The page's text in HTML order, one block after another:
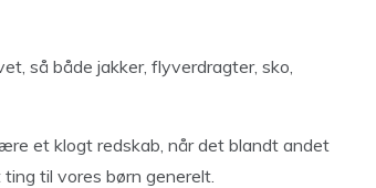
så både jakker, flyverdragter, sko,
et klogt redskab, når det blandt andet
til vores børn generelt.